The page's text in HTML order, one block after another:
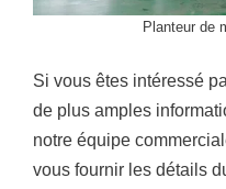
Planteur de
Si vous êtes intéressé
de plus amples
notre équipe
vous fournir les détails